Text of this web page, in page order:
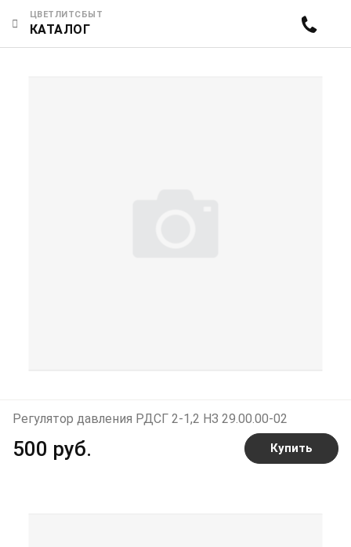
ЦВЕТЛИТСБЫТ
КАТАЛОГ
Регулятор давления РДСГ 2-1,2 НЗ 29.00.00-02
500 руб. Купить